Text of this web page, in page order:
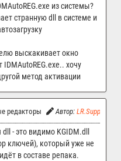
из системы?
странную dll в системе и
выскакивает окно
IDMAutoREG.exe.. хочу
метод активации
редакторы Автор: LR.Support
- это видимо KGIDM.dll
ключей), который уже не
в составе репака.